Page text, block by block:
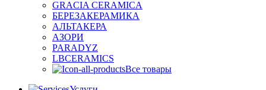
GRACIA CERAMICA
БЕРЕЗАКЕРАМИКА
АЛЬТАКЕРА
АЗОРИ
PARADYZ
LBCERAMICS
Все товары